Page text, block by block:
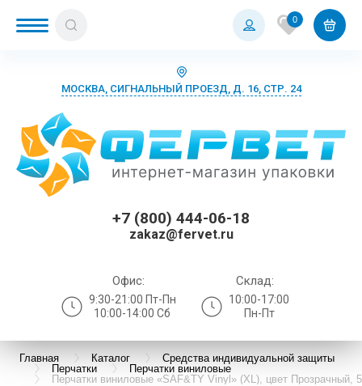
0
МОСКВА, СИГНАЛЬНЫЙ ПРОЕЗД, Д. 16, СТР. 24
+7 (800) 444-06-18
zakaz@fervet.ru
Офис:
9:30-21:00 Пт-Пн
10:00-14:00 Сб
Склад:
10:00-17:00
Пн-Пт
Главная Каталог
Средства индивидуальной защиты
Перчатки
Перчатки виниловые
Перчатки виниловые «SAF&TY Vinyl» (XL), цвет Прозрачный,